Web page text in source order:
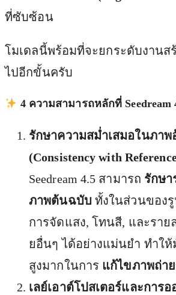
ที่ซับซ้อน
โมเดลนี้พร้อมที่จะยกระดับงานส
ไปอีกขั้นครับ
4 ความสามารถหลักที่
รักษาความสม่ำเสมอในภาพ
(Consistency with
Seedream 4.5 สามารถ รักษา
ภาพต้นฉบับ ทั้งในส่วนของ
การจัดแสง, โทนสี, และราย
ยอื่นๆ ได้อย่างแม่นยำ ทำใ
สูงมากในการ แก้ไขภาพถ่า
เลย์เอาต์โปสเตอร์และการ